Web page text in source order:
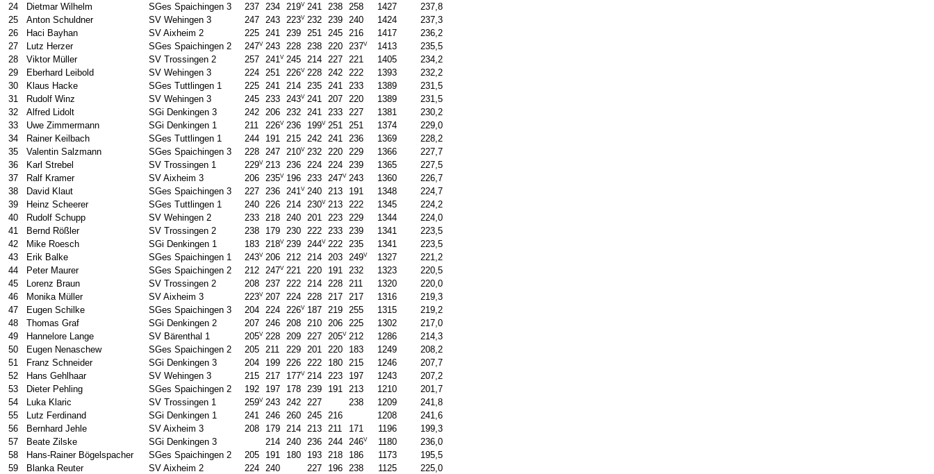
24
Dietmar Wilhelm SGes Spaichingen 3 237 234 219V 241 238 258 1427
237,8
25
Anton Schuldner SV Wehingen 3 247 243 223V 232 239 240 1424
237,3
26
Haci Bayhan SV Aixheim 2 225 241 239 251 245 216 1417
236,2
27
Lutz Herzer SGes Spaichingen 2 247V 243 228 238 220 237V 1413
235,5
28
Viktor Müller SV Trossingen 2 257 241 V 245 214 227 221 1405
234,2
29
Eberhard Leibold SV Wehingen 3 224 251 226V 228 242 222 1393
232,2
30
Klaus Hacke SGes Tuttlingen 1 225 241 214 235 241 233 1389
231,5
31
Rudolf Winz SV Wehingen 3 245 233 243V 241 207 220 1389
231,5
32
Alfred Lidolt SGi Denkingen 3 242 206 232 241 233 227 1381
230,2
33
Uwe Zimmermann SGi Denkingen 1 211 226V 236 199V 251 251 1374
229,0
34
Rainer Keilbach SGes Tuttlingen 1 244 191 215 242 241 236 1369
228,2
35
Valentin Salzmann SGes Spaichingen 3 228 247 210V 232 220 229 1366
227,7
36
Karl Strebel SV Trossingen 1 229V 213 236 224 224 239 1365
227,5
37
Ralf Kramer SV Aixheim 3 206 235V 196 233 247V 243 1360
226,7
38
David Klaut SGes Spaichingen 3 227 236 241 V 240 213 191 1348
224,7
39
Heinz Scheerer SGes Tuttlingen 1 240 226 214 230V 213 222 1345
224,2
40
Rudolf Schupp SV Wehingen 2 233 218 240 201 223 229 1344
224,0
41
Bernd Rößler SV Trossingen 2 238 179 230 222 233 239 1341
223,5
42
Mike Roesch SGi Denkingen 1 183 218V 239 244V 222 235 1341
223,5
43
Erik Balke SGes Spaichingen 1 243V 206 212 214 203 249V 1327
221,2
44
Peter Maurer SGes Spaichingen 2 212 247V 221 220 191 232 1323
220,5
45
Lorenz Braun SV Trossingen 2 208 237 222 214 228 211 1320
220,0
46
Monika Müller SV Aixheim 3 223V 207 224 228 217 217 1316
219,3
47
Eugen Schilke SGes Spaichingen 3 204 224 226V 187 219 255 1315
219,2
48
Thomas Graf SGi Denkingen 2 207 246 208 210 206 225 1302
217,0
49
Hannelore Lange SV Bärenthal 1 205V 228 209 227 205V 212 1286
214,3
50
Eugen Nenaschew SGes Spaichingen 2 205 211 229 201 220 183 1249
208,2
51
Franz Schneider SGi Denkingen 3 204 199 226 222 180 215 1246
207,7
52
Hans Gehlhaar SV Wehingen 3 215 217 177V 214 223 197 1243
207,2
53
Dieter Pehling SGes Spaichingen 2 192 197 178 239 191 213 1210
201,7
54
Luka Klaric SV Trossingen 1 259V 243 242 227 238 1209
241,8
55
Lutz Ferdinand SGi Denkingen 1 241 246 260 245 216 1208
241,6
56
Bernhard Jehle SV Aixheim 3 208 179 214 213 211 171 1196
199,3
57
Beate Zilske SGi Denkingen 3 214 240 236 244 246V 1180
236,0
58
Hans-Rainer Bögelspacher SGes Spaichingen 2 205 191 180 193 218 186 1173
195,5
59
Blanka Reuter SV Aixheim 2 224 240 227 196 238 1125 225,0